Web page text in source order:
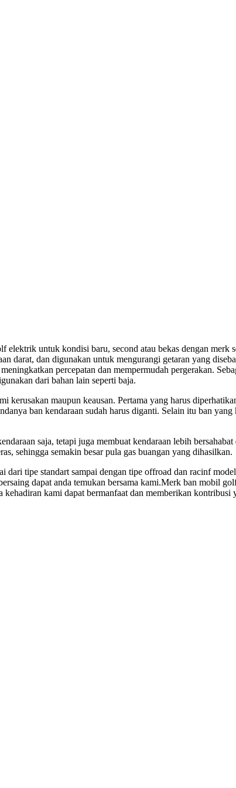
untuk kondisi baru, second atau bekas dengan merk
darat, dan digunakan untuk mengurangi getaran yang
percepatan dan mempermudah pergerakan.
dari bahan lain seperti baja.
kerusakan maupun keausan. Pertama yang harus
ban kendaraan sudah harus diganti. Selain itu ban
saja, tetapi juga membuat kendaraan lebih
sehingga semakin besar pula gas buangan yang dihasilkan.
tipe standart sampai dengan tipe offroad dan racinf
dapat anda temukan bersama kami.Merk ban mobil
kami dapat bermanfaat dan memberikan kontribusi